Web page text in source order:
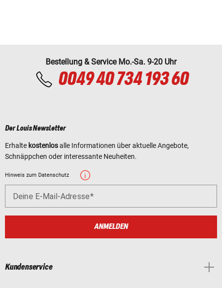
Bestellung & Service Mo.-Sa. 9-20 Uhr
0049 40 734 193 60
Der Louis Newsletter
Erhalte kostenlosalle Informationen über aktuelle Angebote,
Schnäppchen oder interessante Neuheiten.
Hinweis zum Datenschutz
Deine E-Mail-Adresse
ANMELDEN
Kundenservice